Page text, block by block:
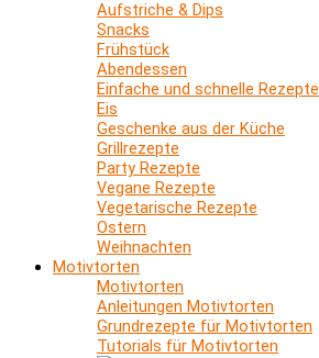
Aufstriche & Dips
Snacks
Frühstück
Abendessen
Einfache und schnelle Rezepte
Eis
Geschenke aus der Küche
Grillrezepte
Party Rezepte
Vegane Rezepte
Vegetarische Rezepte
Ostern
Weihnachten
Motivtorten
Motivtorten
Anleitungen Motivtorten
Grundrezepte für Motivtorten
Tutorials für Motivtorten